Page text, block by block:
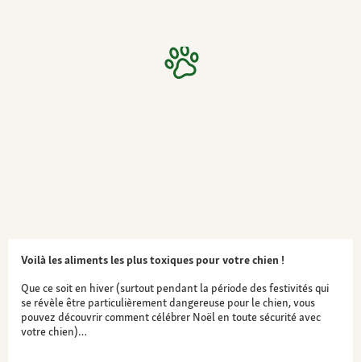
Voilà les aliments les plus toxiques pour votre chien !
Que ce soit en hiver (surtout pendant la période des festivités qui
se révèle être particulièrement dangereuse pour le chien, vous
pouvez découvrir comment célébrer Noël en toute sécurité avec
votre chien)…